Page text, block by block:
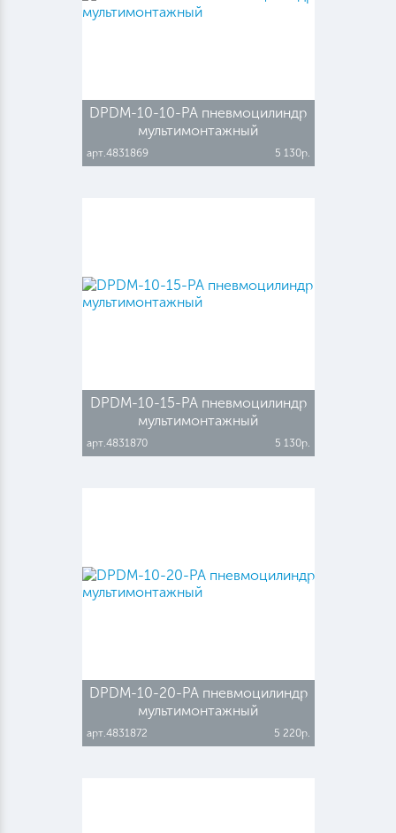
DPDM-10-10-PA пневмоцилиндр
мультимонтажный
арт.4831869 5 130р.
DPDM-10-15-PA пневмоцилиндр
мультимонтажный
арт.4831870 5 130р.
DPDM-10-20-PA пневмоцилиндр
мультимонтажный
арт.4831872 5 220р.